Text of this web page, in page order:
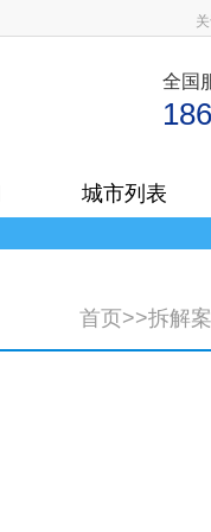
全国
城市列表
首页>>拆解